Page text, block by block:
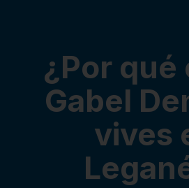
¿Por qué
Gabel
vives